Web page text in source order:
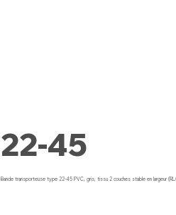
22-45
Bande transporteuse type 22-45 PVC, gris, tissu 2 couches stable en largeur